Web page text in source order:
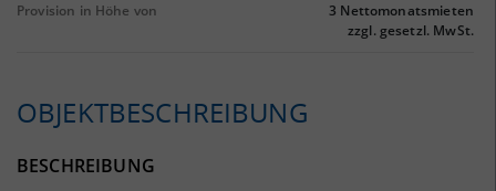
Provision in Höhe von
3 Nettomonatsmieten
zzgl. gesetzl. MwSt.
OBJEKTBESCHREIBUNG
BESCHREIBUNG